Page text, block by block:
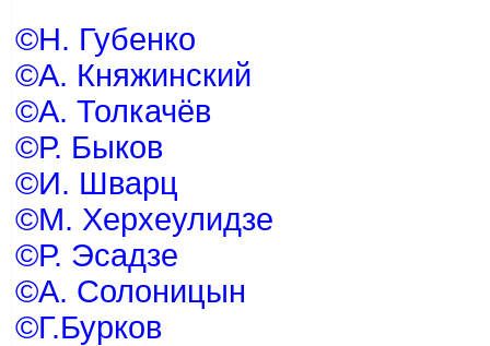
©Н. Губенко
©А. Княжинский
©А. Толкачёв
©Р. Быков
©И. Шварц
©М. Херхеулидзе
©Р. Эсадзе
©А. Солоницын
©Г.Бурков